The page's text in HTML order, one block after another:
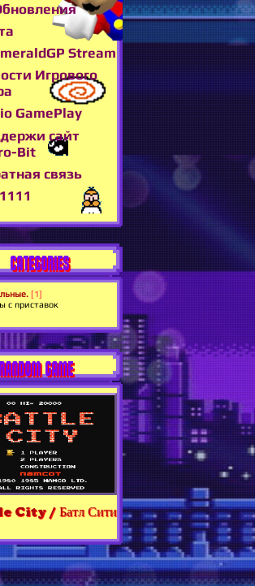
Stream
Игрового
GamePlay
сайт
Bit
связь
CATEGORIES
[1]
с приставок
RANDOM GAME
City / Батл Сити